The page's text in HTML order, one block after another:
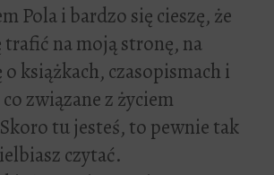
Pola i bardzo się cieszę, że
trafić na moją stronę, na
książkach, czasopismach i
związane z życiem
tu jesteś, to pewnie tak
czytać.